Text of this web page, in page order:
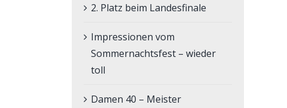
2. Platz beim Landesfinale
Impressionen vom
Sommernachtsfest – wieder
toll
Damen 40 – Meister